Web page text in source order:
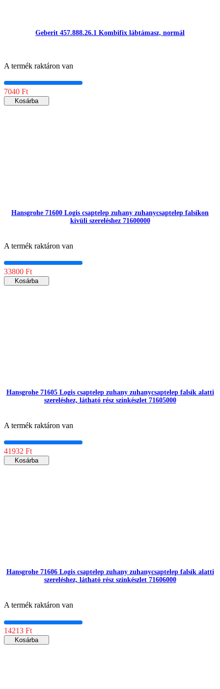
Geberit 457.888.26.1 Kombifix lábtámasz, normál
A termék raktáron van
7040 Ft
Kosárba
Hansgrohe 71600 Logis csaptelep zuhany zuhanycsaptelep falsíkon
kívüli szereléshez 71600000
A termék raktáron van
33800 Ft
Kosárba
Hansgrohe 71605 Logis csaptelep zuhany zuhanycsaptelep falsík alatti
szereléshez, látható rész színkészlet 71605000
A termék raktáron van
41932 Ft
Kosárba
Hansgrohe 71606 Logis csaptelep zuhany zuhanycsaptelep falsík alatti
szereléshez, látható rész színkészlet 71606000
A termék raktáron van
14213 Ft
Kosárba